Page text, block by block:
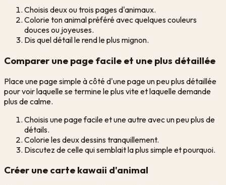
Choisis deux ou trois pages d'animaux.
Colorie ton animal préféré avec quelques couleurs
douces ou joyeuses.
Dis quel détail le rend le plus mignon.
Comparer une page facile et une plus détaillée
Place une page simple à côté d'une page un peu plus détaillée
pour voir laquelle se termine le plus vite et laquelle demande
plus de calme.
Choisis une page facile et une autre avec un peu plus de
détails.
Colorie les deux dessins tranquillement.
Discutez de celle qui semblait la plus simple et pourquoi.
Créer une carte kawaii d'animal